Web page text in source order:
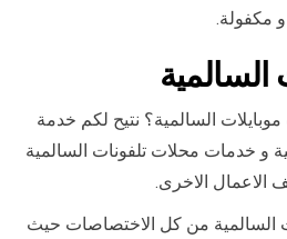
و مكفولة.
السالمية
السالمية؟ نتيح لكم خدمة
و خدمات محلات تلفونات السالمية
الاعمال الاخرى.
السالمية من كل الاختصاصات حيث